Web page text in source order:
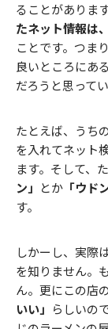
ることがありま
たネット情報は
ことです。つま
良いところにあ
だろうと思ってい
たとえば、うち
を入れてネット
ます。そして、
ン」 とか 「ウド
す。
しかーし、実際
を知りません。
ん。更にこの店
いい」 らしいの